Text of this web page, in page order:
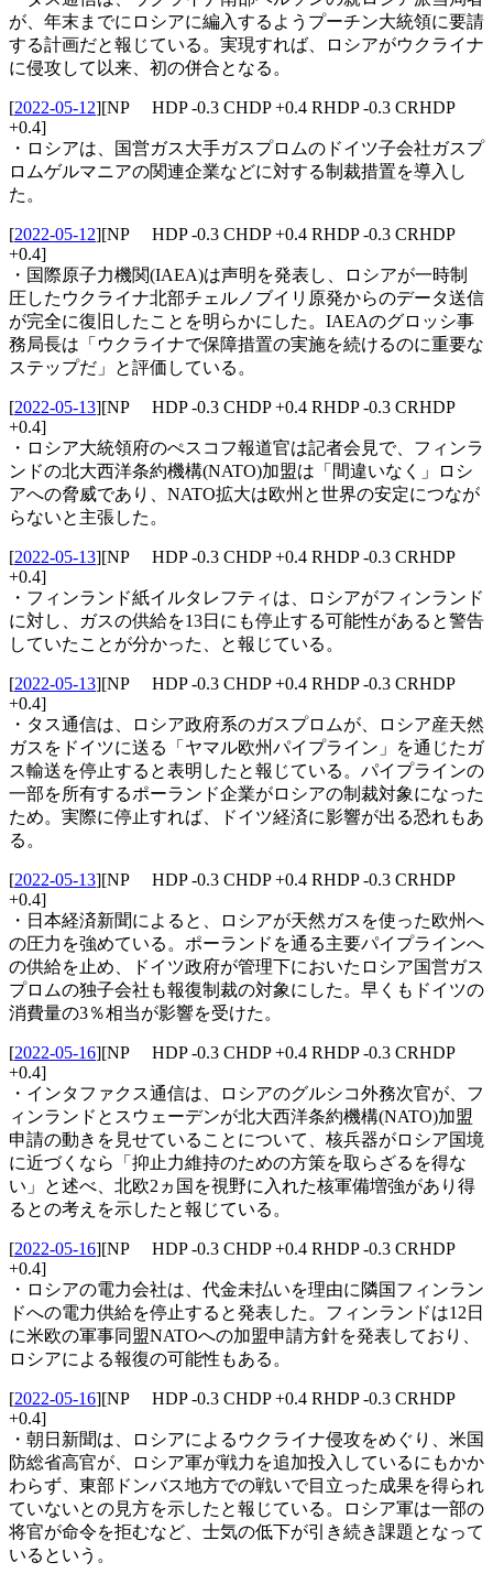
が、年末までにロシアに編入するようプーチン大統領に要請
する計画だと報じている。実現すれば、ロシアがウクライナ
に侵攻して以来、初の併合となる。
[2022-05-12][NP HDP -0.3 CHDP +0.4 RHDP -0.3 CRHDP
+0.4]
・ロシアは、国営ガス大手ガスプロムのドイツ子会社ガスプ
ロムゲルマニアの関連企業などに対する制裁措置を導入し
た。
[2022-05-12][NP HDP -0.3 CHDP +0.4 RHDP -0.3 CRHDP
+0.4]
・国際原子力機関(IAEA)は声明を発表し、ロシアが一時制
圧したウクライナ北部チェルノブイリ原発からのデータ送信
が完全に復旧したことを明らかにした。IAEAのグロッシ事
務局長は「ウクライナで保障措置の実施を続けるのに重要な
ステップだ」と評価している。
[2022-05-13][NP HDP -0.3 CHDP +0.4 RHDP -0.3 CRHDP
+0.4]
・ロシア大統領府のぺスコフ報道官は記者会見で、フィンラ
ンドの北大西洋条約機構(NATO)加盟は「間違いなく」ロシ
アへの脅威であり、NATO拡大は欧州と世界の安定につなが
らないと主張した。
[2022-05-13][NP HDP -0.3 CHDP +0.4 RHDP -0.3 CRHDP
+0.4]
・フィンランド紙イルタレフティは、ロシアがフィンランド
に対し、ガスの供給を13日にも停止する可能性があると警告
していたことが分かった、と報じている。
[2022-05-13][NP HDP -0.3 CHDP +0.4 RHDP -0.3 CRHDP
+0.4]
・タス通信は、ロシア政府系のガスプロムが、ロシア産天然
ガスをドイツに送る「ヤマル欧州パイプライン」を通じたガ
ス輸送を停止すると表明したと報じている。パイプラインの
一部を所有するポーランド企業がロシアの制裁対象になった
ため。実際に停止すれば、ドイツ経済に影響が出る恐れもあ
る。
[2022-05-13][NP HDP -0.3 CHDP +0.4 RHDP -0.3 CRHDP
+0.4]
・日本経済新聞によると、ロシアが天然ガスを使った欧州へ
の圧力を強めている。ポーランドを通る主要パイプラインへ
の供給を止め、ドイツ政府が管理下においたロシア国営ガス
プロムの独子会社も報復制裁の対象にした。早くもドイツの
消費量の3％相当が影響を受けた。
[2022-05-16][NP HDP -0.3 CHDP +0.4 RHDP -0.3 CRHDP
+0.4]
・インタファクス通信は、ロシアのグルシコ外務次官が、フ
ィンランドとスウェーデンが北大西洋条約機構(NATO)加盟
申請の動きを見せていることについて、核兵器がロシア国境
に近づくなら「抑止力維持のための方策を取らざるを得な
い」と述べ、北欧2ヵ国を視野に入れた核軍備増強があり得
るとの考えを示したと報じている。
[2022-05-16][NP HDP -0.3 CHDP +0.4 RHDP -0.3 CRHDP
+0.4]
・ロシアの電力会社は、代金未払いを理由に隣国フィンラン
ドへの電力供給を停止すると発表した。フィンランドは12日
に米欧の軍事同盟NATOへの加盟申請方針を発表しており、
ロシアによる報復の可能性もある。
[2022-05-16][NP HDP -0.3 CHDP +0.4 RHDP -0.3 CRHDP
+0.4]
・朝日新聞は、ロシアによるウクライナ侵攻をめぐり、米国
防総省高官が、ロシア軍が戦力を追加投入しているにもかか
わらず、東部ドンバス地方での戦いで目立った成果を得られ
ていないとの見方を示したと報じている。ロシア軍は一部の
将官が命令を拒むなど、士気の低下が引き続き課題となって
いるという。